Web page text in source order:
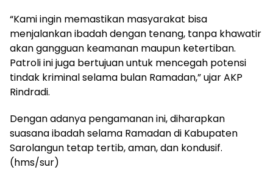
“Kami ingin memastikan masyarakat bisa
menjalankan ibadah dengan tenang, tanpa khawatir
akan gangguan keamanan maupun ketertiban.
Patroli ini juga bertujuan untuk mencegah potensi
tindak kriminal selama bulan Ramadan,” ujar AKP
Rindradi.
Dengan adanya pengamanan ini, diharapkan
suasana ibadah selama Ramadan di Kabupaten
Sarolangun tetap tertib, aman, dan kondusif.
(hms/sur)